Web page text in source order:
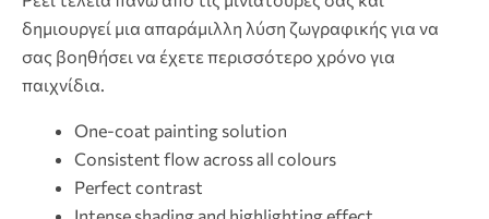
δημιουργεί μια απαράμιλλη λύση ζωγραφικής για να
σας βοηθήσει να έχετε περισσότερο χρόνο για
παιχνίδια.
One-coat painting solution
Consistent flow across all colours
Perfect contrast